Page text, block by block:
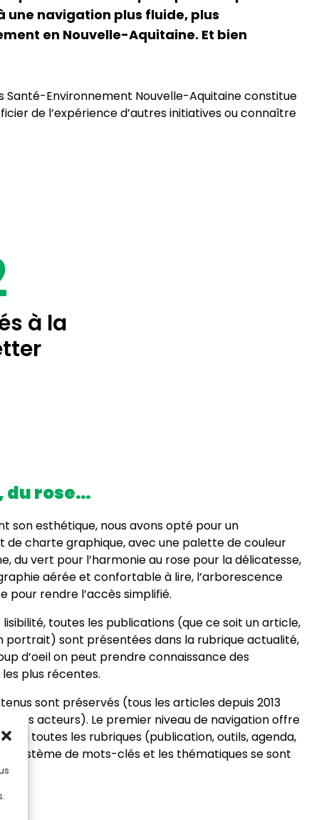
une navigation plus fluide, plus
en Nouvelle-Aquitaine. Et bien
Santé-Environnement Nouvelle-Aquitaine constitue
de l’expérience d’autres initiatives ou connaître
à la
du rose…
son esthétique, nous avons opté pour un
de charte graphique, avec une palette de couleur
du vert pour l’harmonie au rose pour la délicatesse,
aérée et confortable à lire, l’arborescence
pour rendre l’accès simplifié.
toutes les publications (que ce soit un article,
portrait) sont présentées dans la rubrique actualité,
d’oeil on peut prendre connaissance des
plus récentes.
sont préservés (tous les articles depuis 2013
fiches acteurs). Le premier niveau de navigation offre
à toutes les rubriques (publication, outils, agenda,
système de mots-clés et les thématiques se sont